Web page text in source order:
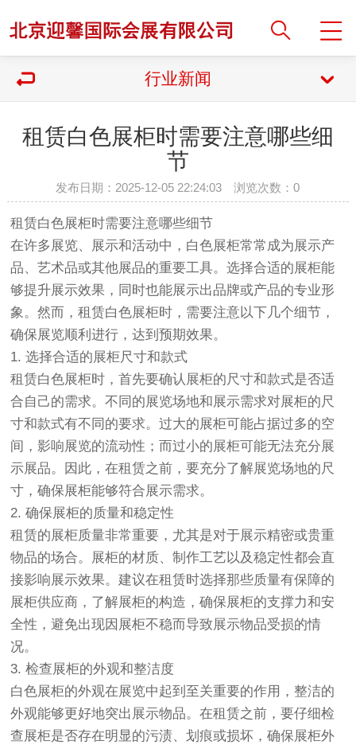
行业新闻
租赁白色展柜时需要注意哪些细
节
发布日期：2025-12-05 22:24:03 浏览次数：0
租赁白色展柜时需要注意哪些细节
在许多展览、展示和活动中，白色展柜常常成为展示产
品、艺术品或其他展品的重要工具。选择合适的展柜能
够提升展示效果，同时也能展示出品牌或产品的专业形
象。然而，租赁白色展柜时，需要注意以下几个细节，
确保展览顺利进行，达到预期效果。
1. 选择合适的展柜尺寸和款式
租赁白色展柜时，首先要确认展柜的尺寸和款式是否适
合自己的需求。不同的展览场地和展示需求对展柜的尺
寸和款式有不同的要求。过大的展柜可能占据过多的空
间，影响展览的流动性；而过小的展柜可能无法充分展
示展品。因此，在租赁之前，要充分了解展览场地的尺
寸，确保展柜能够符合展示需求。
2. 确保展柜的质量和稳定性
租赁的展柜质量非常重要，尤其是对于展示精密或贵重
物品的场合。展柜的材质、制作工艺以及稳定性都会直
接影响展示效果。建议在租赁时选择那些质量有保障的
展柜供应商，了解展柜的构造，确保展柜的支撑力和安
全性，避免出现因展柜不稳而导致展示物品受损的情
况。
3. 检查展柜的外观和整洁度
白色展柜的外观在展览中起到至关重要的作用，整洁的
外观能够更好地突出展示物品。在租赁之前，要仔细检
查展柜是否存在明显的污渍、划痕或损坏，确保展柜外